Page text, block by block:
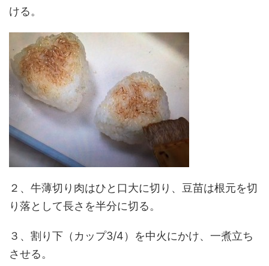
ける。
２、牛薄切り肉はひと口大に切り、豆苗は根元を切
り落として長さを半分に切る。
３、割り下（カップ3/4）を中火にかけ、一煮立ち
させる。